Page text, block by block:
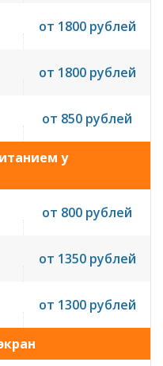
от 1800 рублей
от 1800 рублей
от 850 рублей
у
от 800 рублей
от 1350 рублей
от 1300 рублей